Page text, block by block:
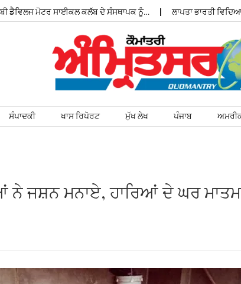
ਮੋਟਰ ਸਾਈਕਲ ਕਲੱਬ ਦੇ ਸੰਸਥਾਪਕ ਨੂੰ… ਲਾਪਤਾ ਭਾਰਤੀ ਵਿਦਿਆਰਥੀ
ਸੰਪਾਦਕੀ ਖਾਸ ਰਿਪੋਰਟ ਮੁੱਖ ਲੇਖ ਪੰਜਾਬ
ਨੇ ਜਸ਼ਨ ਮਨਾਏ, ਹਾਰਿਆਂ ਦੇ ਘਰ